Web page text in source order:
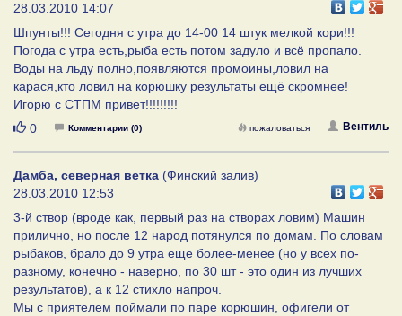
28.03.2010 14:07
Шпунты!!! Сегодня с утра до 14-00 14 штук мелкой кори!!!
Погода с утра есть,рыба есть потом задуло и всё пропало.
Воды на льду полно,появляются промоины,ловил на
карася,кто ловил на корюшку результаты ещё скромнее!
Игорю с СТПМ привет!!!!!!!!!
Нравится
0 Комментарии (0) Вентиль
пожаловаться
Дамба, северная ветка (Финский залив)
28.03.2010 12:53
3-й створ (вроде как, первый раз на створах ловим) Машин
прилично, но после 12 народ потянулся по домам. По словам
рыбаков, брало до 9 утра еще более-менее (но у всех по-
разному, конечно - наверно, по 30 шт - это один из лучших
результатов), а к 12 стихло напроч.
Мы с приятелем поймали по паре корюшин, офигели от